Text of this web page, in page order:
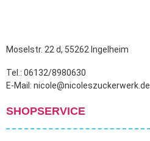
Moselstr. 22 d, 55262 Ingelheim
Tel.: 06132/8980630
E-Mail: nicole@nicoleszuckerwerk.de
SHOPSERVICE